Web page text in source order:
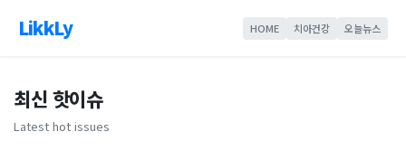
LikkLy HOME 치아건강 오늘뉴스
최신 핫이슈
Latest hot issues